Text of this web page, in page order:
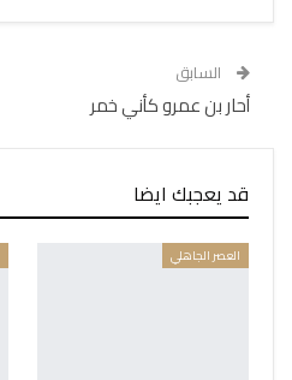
السابق
أحار بن عمرو كأني خمر
قد يعجبك ايضا
العصر الجاهلي